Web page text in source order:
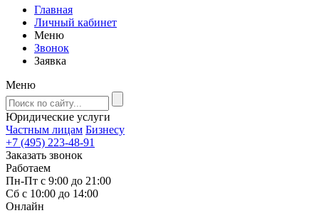
Главная
Личный кабинет
Меню
Звонок
Заявка
Меню
Юридические услуги
Частным лицам Бизнесу
+7 (495) 223-48-91
Заказать звонок
Работаем
Пн-Пт с 9:00 до 21:00
Сб с 10:00 до 14:00
Онлайн